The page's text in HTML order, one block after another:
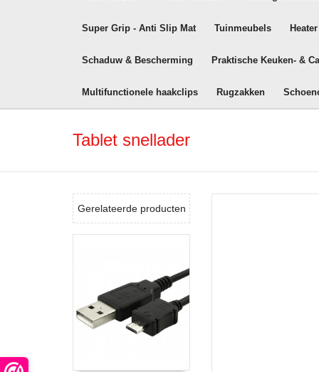
Super Grip - Anti Slip Mat Tuinmeubels
Schaduw & Bescherming Praktische Keuken- &
Multifunctionele haakclips Rugzakken
Tablet snellader
Gerelateerde producten